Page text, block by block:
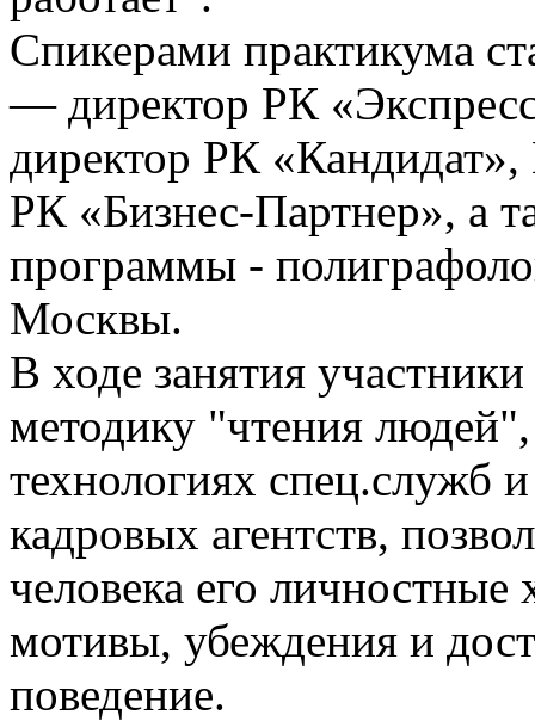
Спикерами практикума
— директор РК
директор РК
РК «Бизнес-Партнер», а
программы -
Москвы.
В ходе занятия
методику "чтения
технологиях спец.служб
кадровых агентств,
человека его личностные
мотивы, убеждения и
поведение.